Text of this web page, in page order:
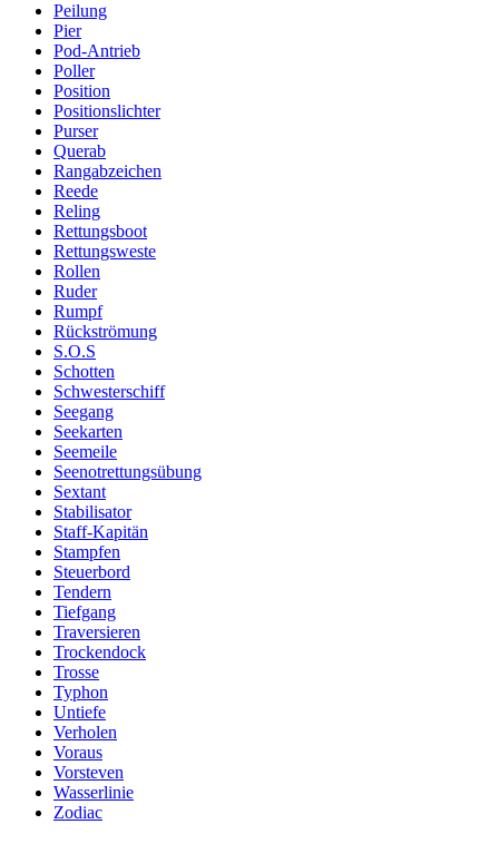
Peilung
Pier
Pod-Antrieb
Poller
Position
Positionslichter
Purser
Querab
Rangabzeichen
Reede
Reling
Rettungsboot
Rettungsweste
Rollen
Ruder
Rumpf
Rückströmung
S.O.S
Schotten
Schwesterschiff
Seegang
Seekarten
Seemeile
Seenotrettungsübung
Sextant
Stabilisator
Staff-Kapitän
Stampfen
Steuerbord
Tendern
Tiefgang
Traversieren
Trockendock
Trosse
Typhon
Untiefe
Verholen
Voraus
Vorsteven
Wasserlinie
Zodiac